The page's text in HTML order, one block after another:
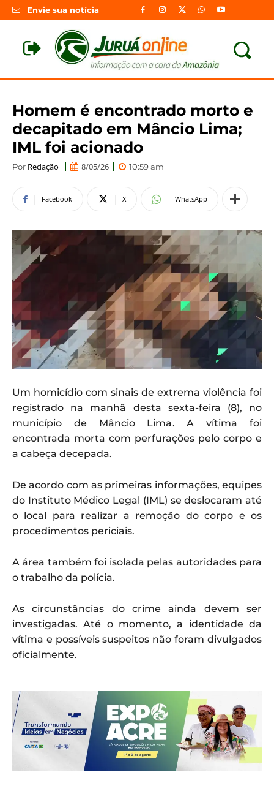
Envie sua notícia
Homem é encontrado morto e
decapitado em Mâncio Lima;
IML foi acionado
Por Redação 8/05/26 10:59 am
Facebook X WhatsApp
Um homicídio com sinais de extrema violência foi
registrado na manhã desta sexta-feira (8), no
município de Mâncio Lima. A vítima foi
encontrada morta com perfurações pelo corpo e
a cabeça decepada.
De acordo com as primeiras informações, equipes
do Instituto Médico Legal (IML) se deslocaram até
o local para realizar a remoção do corpo e os
procedimentos periciais.
A área também foi isolada pelas autoridades para
o trabalho da polícia.
As circunstâncias do crime ainda devem ser
investigadas. Até o momento, a identidade da
vítima e possíveis suspeitos não foram divulgados
oficialmente.